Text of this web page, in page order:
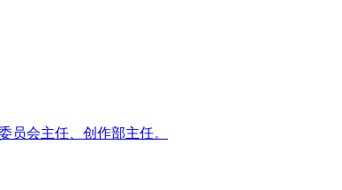
员会主任、创作部主任。